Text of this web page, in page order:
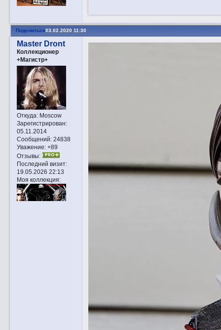
Поделиться03.02.2020 11:30
Master Dront
Коллекционер
+Магистр+
Откуда:Moscow
Зарегистрирован:
05.11.2014
Сообщений:24838
Уважение: +89
Отзывы:
Последний визит:
19.05.2026 22:13
Моя коллекция: